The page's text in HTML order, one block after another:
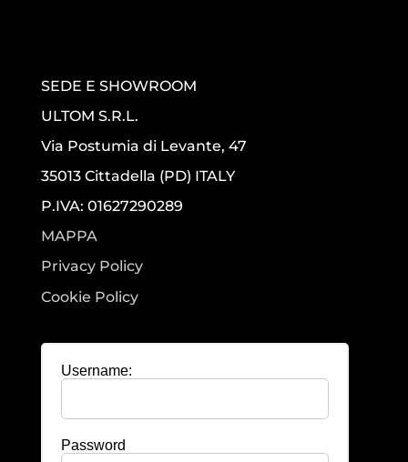
SEDE E SHOWROOM
ULTOM S.R.L.
Via Postumia di Levante, 47
35013 Cittadella (PD) ITALY
P.IVA: 01627290289
MAPPA
Privacy Policy
Cookie Policy
Username:
Password